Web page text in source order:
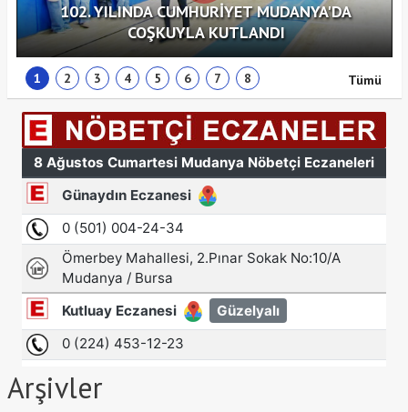
Tümü
102. YILINDA CUMHURİYET MUDANYA'DA
COŞKUYLA KUTLANDI
1 2 3 4 5 6 7 8
Arşivler